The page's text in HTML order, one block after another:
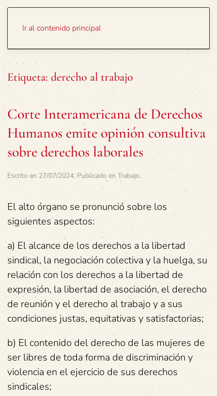
Ir al contenido principal
Etiqueta: derecho al trabajo
Corte Interamericana de Derechos
Humanos emite opinión consultiva
sobre derechos laborales
Escrito en 27/07/2024. Publicado en Trabajo.
El alto órgano se pronunció sobre los
siguientes aspectos:
a) El alcance de los derechos a la libertad
sindical, la negociación colectiva y la huelga, su
relación con los derechos a la libertad de
expresión, la libertad de asociación, el derecho
de reunión y el derecho al trabajo y a sus
condiciones justas, equitativas y satisfactorias;
b) El contenido del derecho de las mujeres de
ser libres de toda forma de discriminación y
violencia en el ejercicio de sus derechos
sindicales;